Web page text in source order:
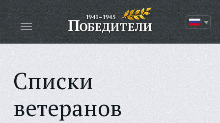
Списки
ветеранов